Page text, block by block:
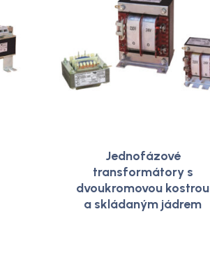
Jednofázové
transformátory s
dvoukromovou kostrou
a skládaným jádrem